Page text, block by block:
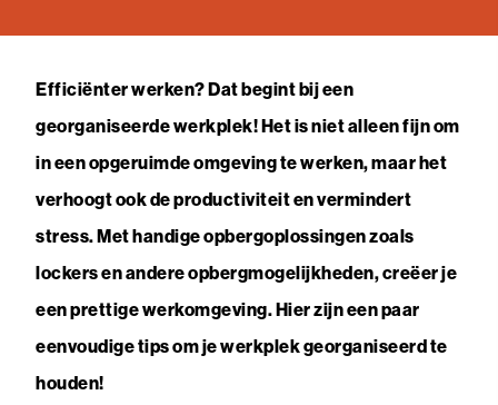
Efficiënter werken? Dat begint bij een
georganiseerde werkplek! Het is niet alleen fijn om
in een opgeruimde omgeving te werken, maar het
verhoogt ook de productiviteit en vermindert
stress. Met handige opbergoplossingen zoals
lockers en andere opbergmogelijkheden, creëer je
een prettige werkomgeving. Hier zijn een paar
eenvoudige tips om je werkplek georganiseerd te
houden!